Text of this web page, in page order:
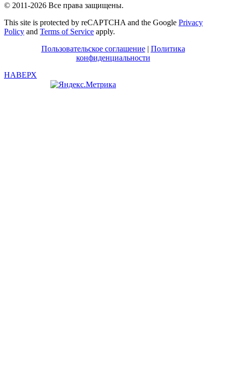
© 2011-2026 Все права защищены.
This site is protected by reCAPTCHA and the Google Privacy
Policy and Terms of Service apply.
Пользовательское соглашение| Политика
конфиденциальности
НАВЕРХ